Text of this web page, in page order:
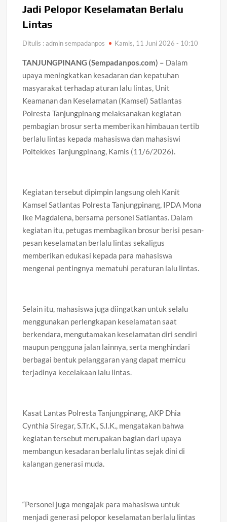
Jadi Pelopor Keselamatan Berlalu
Lintas
Ditulis : admin sempadanpos Kamis, 11 Juni 2026 - 10:10
TANJUNGPINANG (Sempadanpos.com) – Dalam
upaya meningkatkan kesadaran dan kepatuhan
masyarakat terhadap aturan lalu lintas, Unit
Keamanan dan Keselamatan (Kamsel) Satlantas
Polresta Tanjungpinang melaksanakan kegiatan
pembagian brosur serta memberikan himbauan tertib
berlalu lintas kepada mahasiswa dan mahasiswi
Poltekkes Tanjungpinang, Kamis (11/6/2026).
Kegiatan tersebut dipimpin langsung oleh Kanit
Kamsel Satlantas Polresta Tanjungpinang, IPDA Mona
Ike Magdalena, bersama personel Satlantas. Dalam
kegiatan itu, petugas membagikan brosur berisi pesan-
pesan keselamatan berlalu lintas sekaligus
memberikan edukasi kepada para mahasiswa
mengenai pentingnya mematuhi peraturan lalu lintas.
Selain itu, mahasiswa juga diingatkan untuk selalu
menggunakan perlengkapan keselamatan saat
berkendara, mengutamakan keselamatan diri sendiri
maupun pengguna jalan lainnya, serta menghindari
berbagai bentuk pelanggaran yang dapat memicu
terjadinya kecelakaan lalu lintas.
Kasat Lantas Polresta Tanjungpinang, AKP Dhia
Cynthia Siregar, S.Tr.K., S.I.K., mengatakan bahwa
kegiatan tersebut merupakan bagian dari upaya
membangun kesadaran berlalu lintas sejak dini di
kalangan generasi muda.
“Personel juga mengajak para mahasiswa untuk
menjadi generasi pelopor keselamatan berlalu lintas